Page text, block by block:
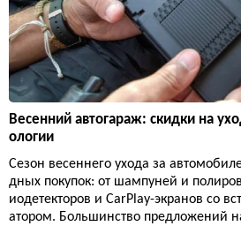
Весенний автогараж: скидки на
ологии
Сезон весеннего ухода за
дных покупок: от шампуней и
иодетекторов и CarPlay-экранов со
атором. Большинство предложений